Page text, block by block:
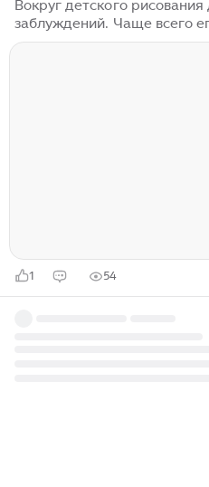
Вокруг детского
заблуждений. Чаще всего
способ занять ребёнка:
1 54